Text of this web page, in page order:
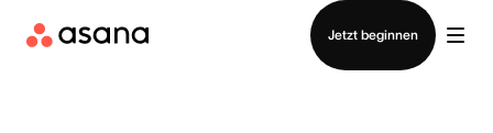
Jetzt beginnen
Vertrieb kontaktieren